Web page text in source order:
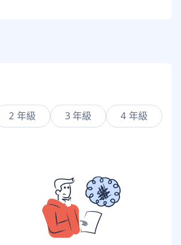
2 年級 3 年級 4 年級